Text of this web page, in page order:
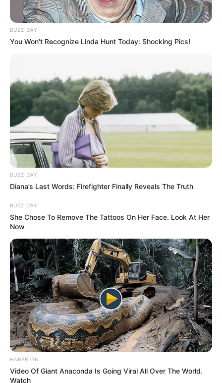
[wp-rss-aggregator id="2"]
Ви пропустили
ПАРТНЕРСЬКІ МАТЕРІАЛИ ПОДІЇ
Попит на нерухомість в
Ужгороді зростає – аналітика
загальнонаціональний інтерес
07.08.2026
ГАРЯЧI ПОДІЇ
У селі на Закарпатті жінки
взялися засипати джерело, з
якого люди набирали питну
воду: що сталося? (фото,
відео)
07.08.2026
BUZZ DAY
You Won't Recognize Linda Hunt Today: Shocking Pics!
BUZZ DAY
Diana’s Last Words: Firefighter Finally Reveals The Truth
BUZZ DAY
She Chose To Remove The Tattoos On Her Face. Look At Her
Now
HABERION
Video Of Giant Anaconda Is Going Viral All Over The World.
Watch